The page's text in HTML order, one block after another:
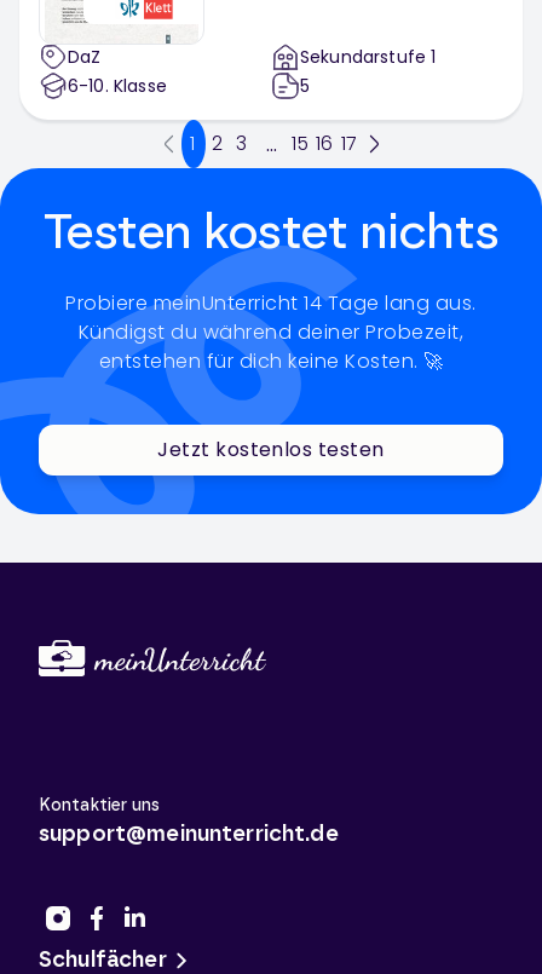
DaZ
6-10. Klasse
Sekundarstufe 1
5
1 2 3 ... 15 16 17
Testen kostet nichts
Probiere meinUnterricht 14 Tage lang aus.
Kündigst du während deiner Probezeit,
entstehen für dich keine Kosten. 🚀
Jetzt kostenlos testen
Kontaktier uns
support@meinunterricht.de
Schulfächer